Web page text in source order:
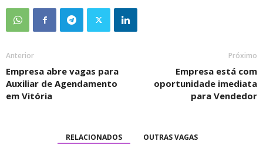
Anterior
Empresa abre vagas para
Auxiliar de Agendamento
em Vitória
Próximo
Empresa está com
oportunidade imediata
para Vendedor
RELACIONADOS OUTRAS VAGAS